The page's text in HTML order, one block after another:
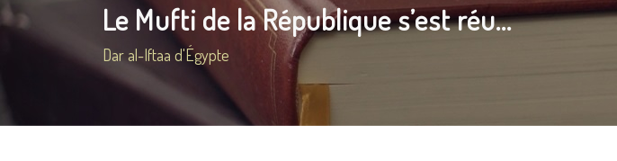
Le Mufti de la République s’est réu...
Dar al-Iftaa d'Égypte